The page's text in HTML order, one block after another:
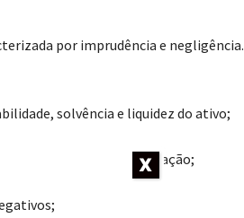
por imprudência e negligência.
solvência e liquidez do ativo;
detalhada antes da aplicação;